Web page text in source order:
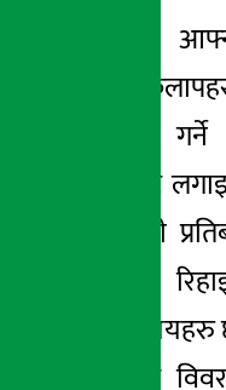
माध्यमबाट गर्ने,
राजनीतिक
रुपमा सञ्चालन
सरकारका तर्फबाट
कम्युनिष्ट पार्टीमाथी
सम्पूर्ण बन्दीको
खारेजीलगायत
सहमतिको विस्तृत